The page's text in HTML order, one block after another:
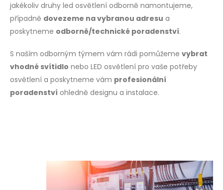
jakékoliv druhy led osvětlení odborně namontujeme,
případně dovezeme na vybranou adresu a
poskytneme odborně/technické poradenství.
S naším odborným týmem vám rádi pomůžeme vybrat
vhodné svítidlo nebo LED osvětlení pro vaše potřeby
osvětlení a poskytneme vám profesionální
poradenství ohledně designu a instalace.